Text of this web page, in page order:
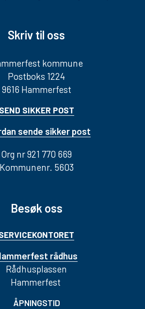
Skriv til oss
kommune
Postboks 1224
9616 Hammerfest
SEND SIKKER POST
sende sikker post
Org nr 921 770 669
Kommunenr. 5603
Besøk oss
rådhus
Rådhusplassen
Hammerfest
ÅPNINGSTID